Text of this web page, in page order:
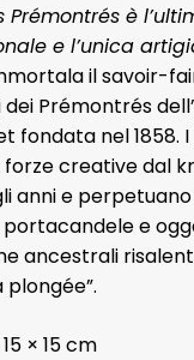
Prémontrés è
e l’unica
il savoir-
Prémontrés
fondata nel 1858.
creative dal
anni e perpetuano
e
ancestrali
plongée”.
× 15 cm